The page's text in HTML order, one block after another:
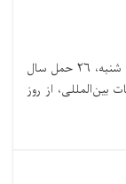
قرار است اداره ملی آمادگی مبارزه با حوادث،‌ روز سه شنبه، ۲۶ حمل سال
بین‌المللی، از روز